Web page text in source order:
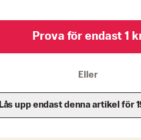
Prova för endast 1
Eller
Lås upp endast denna artikel för